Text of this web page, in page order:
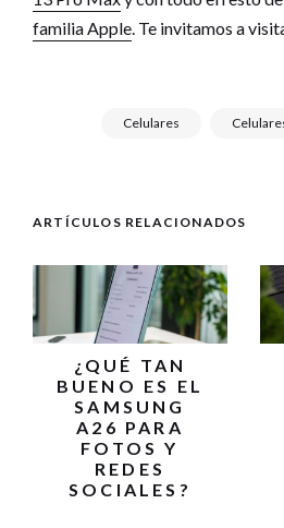
familia Apple. Te invitamos a
Celulares
ARTÍCULOS RELACIONADOS
¿QUÉ TAN
BUENO ES EL
SAMSUNG
A26 PARA
FOTOS Y
REDES
SOCIALES?